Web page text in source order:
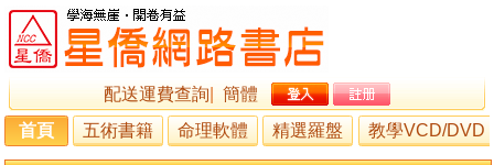
配送運費查詢
簡體
首頁
五術書籍 命理軟體 精選羅盤 教學VCD/DVD